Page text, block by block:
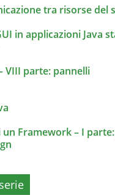
tra risorse del
in applicazioni Java
VIII parte: pannelli
un Framework – I